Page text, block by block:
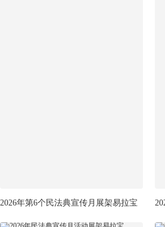
2026年第6个民法典宣传月展架易拉宝